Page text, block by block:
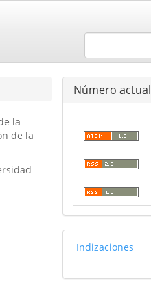
la
de la
Número actual
basededatos
Indizaciones